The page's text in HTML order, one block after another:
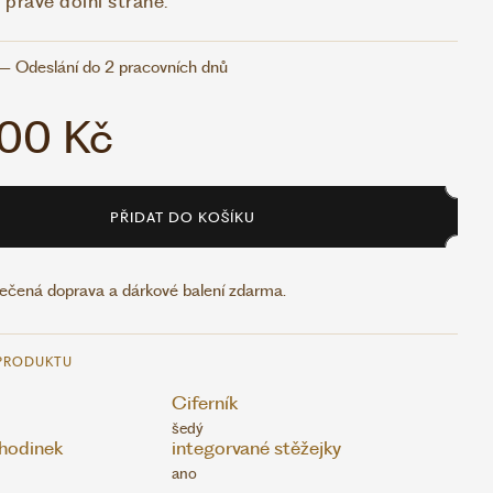
Odeslání do 2 pracovních dnů
Kč
PŘIDAT DO KOŠÍKU
doprava a dárkové balení zdarma.
Ciferník
šedý
integorvané stěžejky
ano